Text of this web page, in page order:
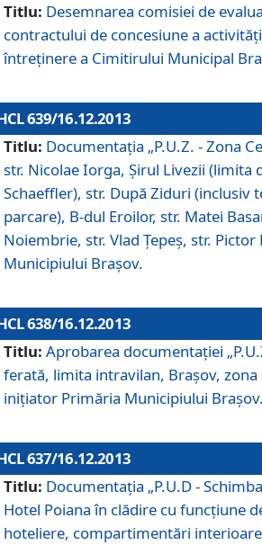
Titlu: Desemnarea comisiei de
contractului de concesiune a
întreţinere a Cimitirului Municipal
639/16.12.2013
Titlu: Documentaţia „P.U.Z. - Zona
str. Nicolae Iorga, Şirul Livezii (limita
Schaeffler), str. După Ziduri (inclusiv
parcare), B-dul Eroilor, str. Matei
Noiembrie, str. Vlad Ţepeş, str.
Municipiului Braşov.
638/16.12.2013
Titlu: Aprobarea documentaţiei
ferată, limita intravilan, Braşov, zona
iniţiator Primăria Municipiului Braşov.
637/16.12.2013
Titlu: Documentaţia „P.U.D -
Hotel Poiana în clădire cu funcţiune
hoteliere, compartimentări